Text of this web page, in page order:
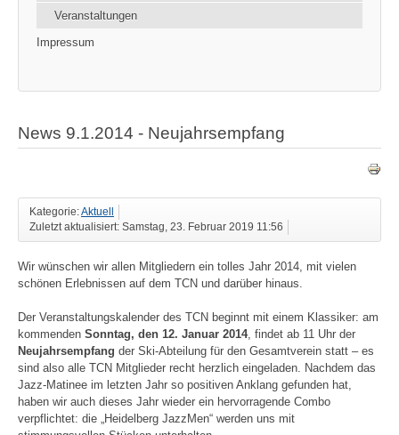
Veranstaltungen
Impressum
News 9.1.2014 - Neujahrsempfang
Kategorie:Aktuell
Zuletzt aktualisiert: Samstag, 23. Februar 2019 11:56
Wir wünschen wir allen Mitgliedern ein tolles Jahr 2014, mit vielen
schönen Erlebnissen auf dem TCN und darüber hinaus.
Der Veranstaltungskalender des TCN beginnt mit einem Klassiker: am
kommenden Sonntag, den 12. Januar 2014, findet ab 11 Uhr der
Neujahrsempfang der Ski-Abteilung für den Gesamtverein statt – es
sind also alle TCN Mitglieder recht herzlich eingeladen. Nachdem das
Jazz-Matinee im letzten Jahr so positiven Anklang gefunden hat,
haben wir auch dieses Jahr wieder ein hervorragende Combo
verpflichtet: die „Heidelberg JazzMen“ werden uns mit